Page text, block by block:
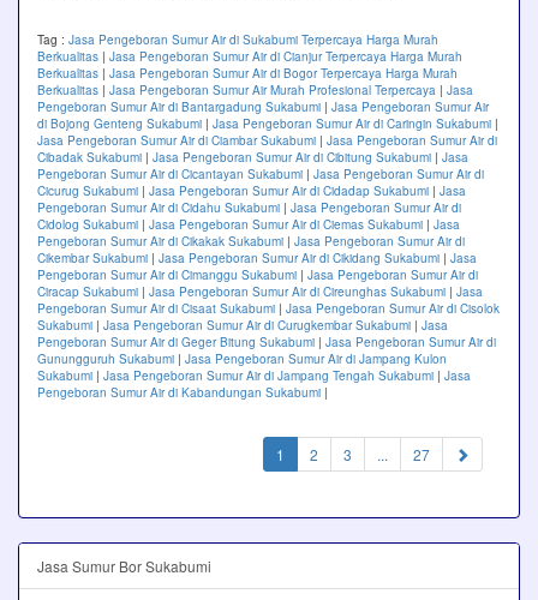
Tag : Jasa Pengeboran Sumur Air di Sukabumi Terpercaya Harga Murah
Berkualitas | Jasa Pengeboran Sumur Air di Cianjur Terpercaya Harga Murah
Berkualitas | Jasa Pengeboran Sumur Air di Bogor Terpercaya Harga Murah
Berkualitas | Jasa Pengeboran Sumur Air Murah Profesional Terpercaya | Jasa
Pengeboran Sumur Air di Bantargadung Sukabumi | Jasa Pengeboran Sumur Air
di Bojong Genteng Sukabumi | Jasa Pengeboran Sumur Air di Caringin Sukabumi |
Jasa Pengeboran Sumur Air di Ciambar Sukabumi | Jasa Pengeboran Sumur Air di
Cibadak Sukabumi | Jasa Pengeboran Sumur Air di Cibitung Sukabumi | Jasa
Pengeboran Sumur Air di Cicantayan Sukabumi | Jasa Pengeboran Sumur Air di
Cicurug Sukabumi | Jasa Pengeboran Sumur Air di Cidadap Sukabumi | Jasa
Pengeboran Sumur Air di Cidahu Sukabumi | Jasa Pengeboran Sumur Air di
Cidolog Sukabumi | Jasa Pengeboran Sumur Air di Ciemas Sukabumi | Jasa
Pengeboran Sumur Air di Cikakak Sukabumi | Jasa Pengeboran Sumur Air di
Cikembar Sukabumi | Jasa Pengeboran Sumur Air di Cikidang Sukabumi | Jasa
Pengeboran Sumur Air di Cimanggu Sukabumi | Jasa Pengeboran Sumur Air di
Ciracap Sukabumi | Jasa Pengeboran Sumur Air di Cireunghas Sukabumi | Jasa
Pengeboran Sumur Air di Cisaat Sukabumi | Jasa Pengeboran Sumur Air di Cisolok
Sukabumi | Jasa Pengeboran Sumur Air di Curugkembar Sukabumi | Jasa
Pengeboran Sumur Air di Geger Bitung Sukabumi | Jasa Pengeboran Sumur Air di
Gunungguruh Sukabumi | Jasa Pengeboran Sumur Air di Jampang Kulon
Sukabumi | Jasa Pengeboran Sumur Air di Jampang Tengah Sukabumi | Jasa
Pengeboran Sumur Air di Kabandungan Sukabumi |
1 (current)
2 3 ... 27
Jasa Sumur Bor Sukabumi